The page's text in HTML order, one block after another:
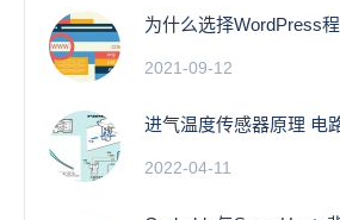
为什么选择WordPress
2021-09-12
进气温度传感器原理 电
2022-04-11